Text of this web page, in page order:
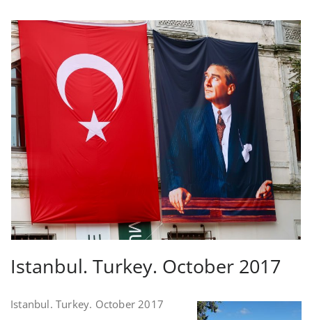
Istanbul. Turkey. October 2017
Istanbul. Turkey. October 2017